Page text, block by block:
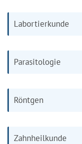
Labortierkunde
Parasitologie
Röntgen
Zahnheilkunde